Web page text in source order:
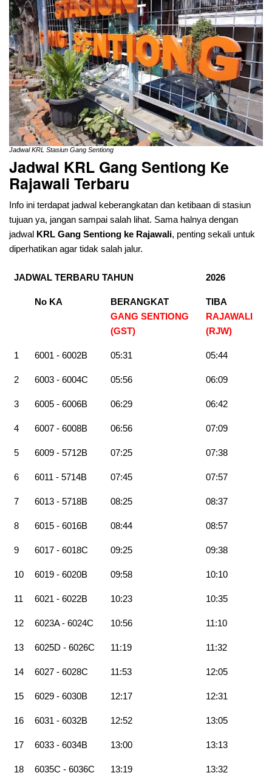
Jadwal KRL Stasiun Gang Sentiong
Jadwal KRL Gang Sentiong Ke
Rajawali Terbaru
Info ini terdapat jadwal keberangkatan dan ketibaan di stasiun
tujuan ya, jangan sampai salah lihat. Sama halnya dengan
jadwal KRL Gang Sentiong ke Rajawali, penting sekali untuk
diperhatikan agar tidak salah jalur.
JADWAL TERBARU TAHUN 2026
No KA
BERANGKAT
GANG SENTIONG
(GST)
TIBA
RAJAWALI
(RJW)
1 6001 - 6002B 05:31 05:44
2 6003 - 6004C 05:56 06:09
3 6005 - 6006B 06:29 06:42
4 6007 - 6008B 06:56 07:09
5 6009 - 5712B 07:25 07:38
6 6011 - 5714B 07:45 07:57
7 6013 - 5718B 08:25 08:37
8 6015 - 6016B 08:44 08:57
9 6017 - 6018C 09:25 09:38
10 6019 - 6020B 09:58 10:10
11 6021 - 6022B 10:23 10:35
12 6023A - 6024C 10:56 11:10
13 6025D - 6026C 11:19 11:32
14 6027 - 6028C 11:53 12:05
15 6029 - 6030B 12:17 12:31
16 6031 - 6032B 12:52 13:05
17 6033 - 6034B 13:00 13:13
18 6035C - 6036C 13:19 13:32